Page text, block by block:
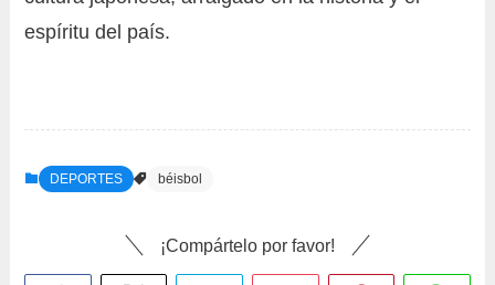
espíritu del país.
DEPORTES béisbol
¡Compártelo por favor!